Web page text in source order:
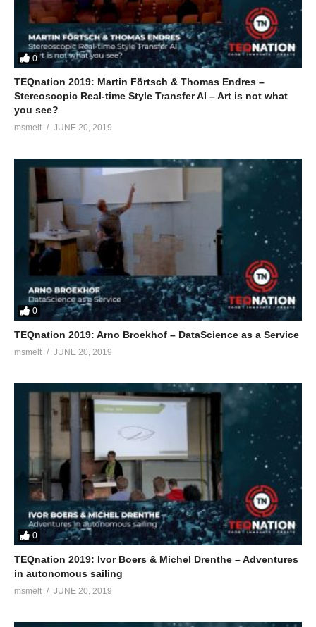
0
TEQnation 2019: Martin Förtsch & Thomas Endres –
Stereoscopic Real-time Style Transfer AI – Art is not what
you see?
msmelt JUNE 20, 2019
0
TEQnation 2019: Arno Broekhof – DataScience as a Service
msmelt JUNE 20, 2019
0
TEQnation 2019: Ivor Boers & Michel Drenthe – Adventures
in autonomous sailing
msmelt JUNE 20, 2019